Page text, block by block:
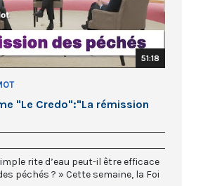
51:18
"Le Credo":"La rémission
rite d’eau peut-il être efficace
péchés ? » Cette semaine, la Foi